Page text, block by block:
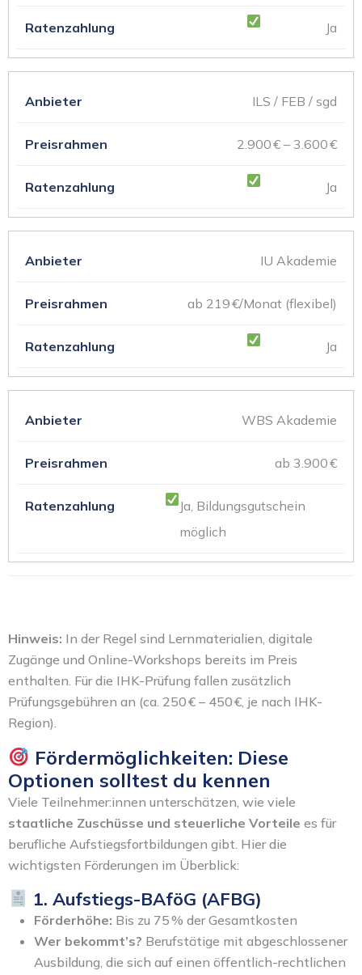
Ja
ILS / FEB / sgd
2.900 € – 3.600 €
Ja
IU Akademie
ab 219 €/Monat (flexibel)
Ja
WBS Akademie
ab 3.900 €
Ja, Bildungsgutschein
möglich
Hinweis: In der Regel sind Lernmaterialien, digitale
Zugänge und Online-Workshops bereits im Preis
enthalten. Für die IHK-Prüfung fallen zusätzlich
Prüfungsgebühren an (ca. 250 € – 450 €, je nach IHK-
Region).
Fördermöglichkeiten: Diese
Optionen solltest du kennen
Viele Teilnehmer:innen unterschätzen, wie viele
staatliche Zuschüsse und steuerliche Vorteile es für
berufliche Aufstiegsfortbildungen gibt. Hier die
wichtigsten Förderungen im Überblick:
1. Aufstiegs-BAföG (AFBG)
Förderhöhe: Bis zu 75 % der Gesamtkosten
Wer bekommt’s? Berufstätige mit abgeschlossener
Ausbildung, die sich auf einen öffentlich-rechtlichen